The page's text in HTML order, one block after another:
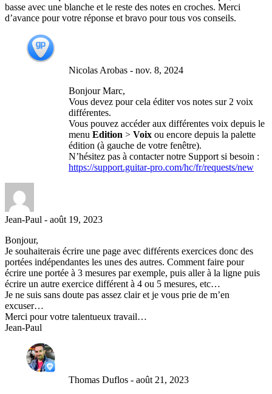
basse avec une blanche et le reste des notes en croches. Merci
d’avance pour votre réponse et bravo pour tous vos conseils.
Nicolas Arobas - nov. 8, 2024
Bonjour Marc,
Vous devez pour cela éditer vos notes sur 2 voix
différentes.
Vous pouvez accéder aux différentes voix depuis le
menu Edition > Voix ou encore depuis la palette
édition (à gauche de votre fenêtre).
N’hésitez pas à contacter notre Support si besoin :
https://support.guitar-pro.com/hc/fr/requests/new
Jean-Paul - août 19, 2023
Bonjour,
Je souhaiterais écrire une page avec différents exercices donc des
portées indépendantes les unes des autres. Comment faire pour
écrire une portée à 3 mesures par exemple, puis aller à la ligne puis
écrire un autre exercice différent à 4 ou 5 mesures, etc…
Je ne suis sans doute pas assez clair et je vous prie de m’en
excuser…
Merci pour votre talentueux travail…
Jean-Paul
Thomas Duflos - août 21, 2023